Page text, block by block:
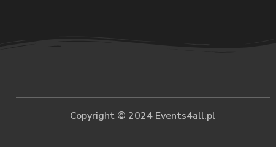
Copyright © 2024 Events4all.pl